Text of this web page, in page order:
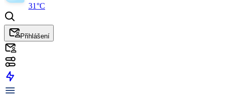
31°C
Přihlášení